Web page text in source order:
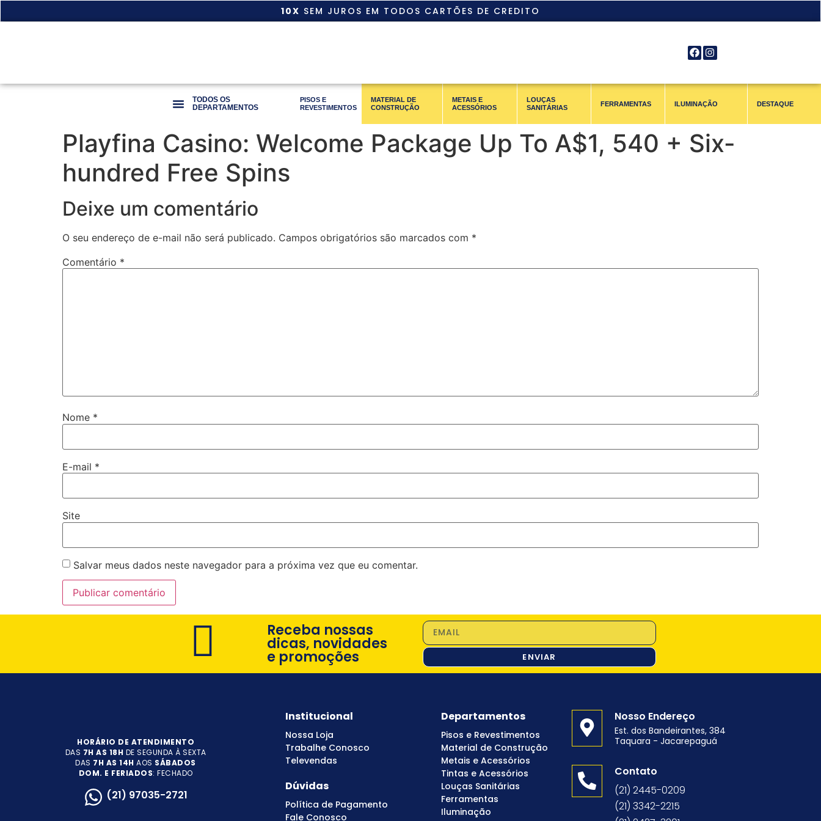
10X SEM JUROS EM TODOS CARTÕES DE CREDITO
TODOS OS
DEPARTAMENTOS
PISOS E
REVESTIMENTOS
MATERIAL DE
CONSTRUÇÃO
METAIS E
ACESSÓRIOS
LOUÇAS
SANITÁRIAS
FERRAMENTAS ILUMINAÇÃO DESTAQUE
Playfina Casino: Welcome Package Up To A$1, 540 + Six-
hundred Free Spins
Deixe um comentário
O seu endereço de e-mail não será publicado. Campos obrigatórios são marcados com *
Comentário *
Nome *
E-mail *
Site
Salvar meus dados neste navegador para a próxima vez que eu comentar.
Receba nossas
dicas, novidades
e promoções ENVIAR
HORÁRIO DE ATENDIMENTO
DAS 7H AS 18H DE SEGUNDA À SEXTA
DAS 7H AS 14H AOS SÁBADOS
DOM. E FERIADOS: FECHADO
(21) 97035-2721
Institucional
Nossa Loja
Trabalhe Conosco
Televendas
Dúvidas
Política de Pagamento
Fale Conosco
Departamentos
Pisos e Revestimentos
Material de Construção
Metais e Acessórios
Tintas e Acessórios
Louças Sanitárias
Ferramentas
Iluminação
Nosso Endereço
Est. dos Bandeirantes, 384
Taquara - Jacarepaguá
Contato
(21) 2445-0209
(21) 3342-2215